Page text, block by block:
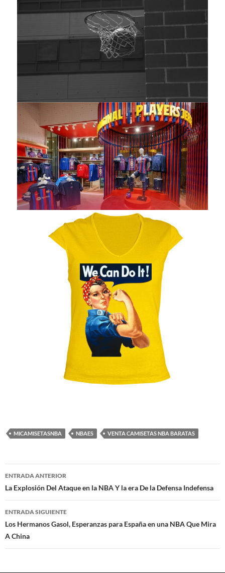
MICAMISETASNBA NBAES VENTA CAMISETAS NBA BARATAS
Navegación
de
entradas
ENTRADA ANTERIOR
La Explosión Del Ataque en la NBA Y la era De la Defensa Indefensa
ENTRADA SIGUIENTE
Los Hermanos Gasol, Esperanzas para España en una NBA Que Mira
A China